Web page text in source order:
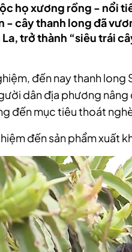
họ xương rồng - nổi
- cây thanh long đã
trở thành “siêu trái
đến nay thanh
dân địa phương
đến mục tiêu thoát
đến sản phẩm xuất